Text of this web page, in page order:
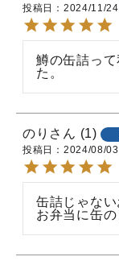
投稿日
2024/11/24
鱒の缶詰っ
た。
のり 1
投稿日
2024/08/03
缶詰じゃない
お弁当に缶の